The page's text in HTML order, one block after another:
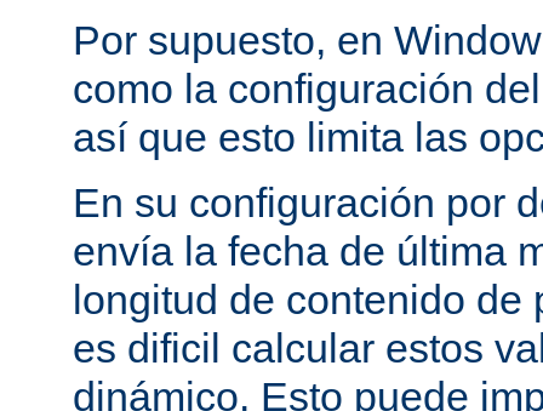
Por supuesto, en
como la configuración
así que esto limita las
En su configuración por
envía la fecha de última
longitud de contenido
es dificil calcular estos
dinámico. Esto puede